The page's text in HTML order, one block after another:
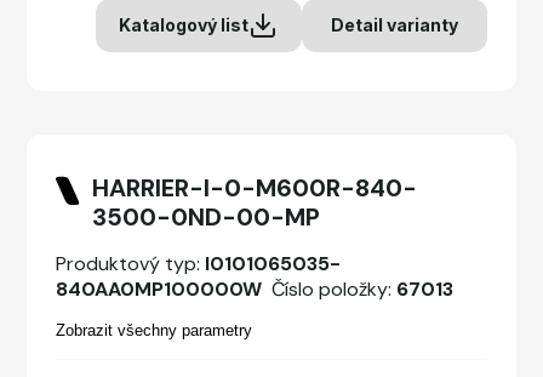
Katalogový list Detail varianty
HARRIER-I-0-M600R-840-
3500-0ND-00-MP
Produktový typ: I0101065035-
840AA0MP100000W Číslo položky: 67013
Zobrazit všechny parametry